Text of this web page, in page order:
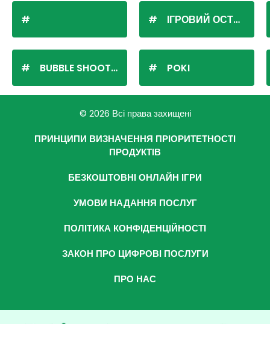
BUBBLE SHOOTER
ІГРОВИЙ ОСТРІВ
POKI
© 2026 Всі права захищені
ПРИНЦИПИ ВИЗНАЧЕННЯ ПРІОРИТЕТНОСТІ
ПРОДУКТІВ
БЕЗКОШТОВНІ ОНЛАЙН ІГРИ
УМОВИ НАДАННЯ ПОСЛУГ
ПОЛІТИКА КОНФІДЕНЦІЙНОСТІ
ЗАКОН ПРО ЦИФРОВІ ПОСЛУГИ
ПРО НАС